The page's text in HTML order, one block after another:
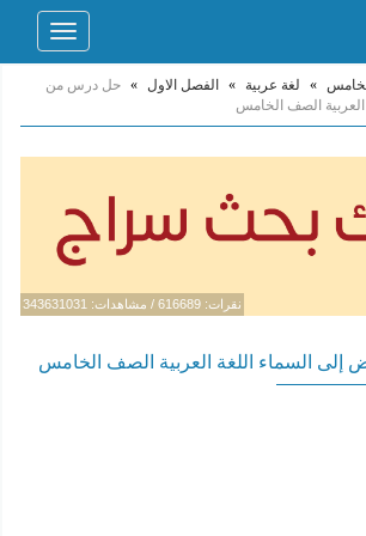
Toggle
» لغة عربية » الفصل الاول » حل درس من
العربية الصف الخامس
نقرات: 616689 / مشاهدات: 343631031
السماء اللغة العربية الصف الخامس